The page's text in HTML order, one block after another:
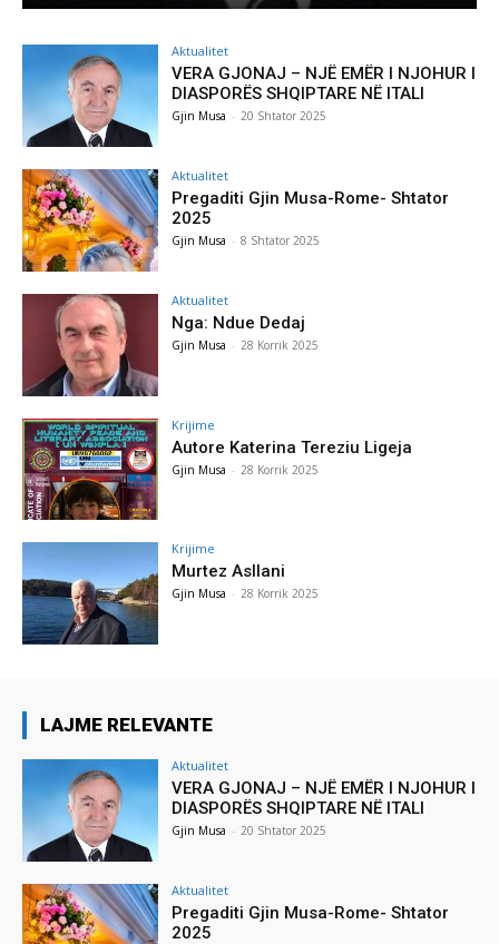
Aktualitet
VERA GJONAJ – NJË EMËR I NJOHUR I
DIASPORËS SHQIPTARE NË ITALI
Gjin Musa - 20 Shtator 2025
Aktualitet
Pregaditi Gjin Musa-Rome- Shtator
2025
Gjin Musa - 8 Shtator 2025
Aktualitet
Nga: Ndue Dedaj
Gjin Musa - 28 Korrik 2025
Krijime
Autore Katerina Tereziu Ligeja
Gjin Musa - 28 Korrik 2025
Krijime
Murtez Asllani
Gjin Musa - 28 Korrik 2025
LAJME RELEVANTE
Aktualitet
VERA GJONAJ – NJË EMËR I NJOHUR I
DIASPORËS SHQIPTARE NË ITALI
Gjin Musa - 20 Shtator 2025
Aktualitet
Pregaditi Gjin Musa-Rome- Shtator
2025